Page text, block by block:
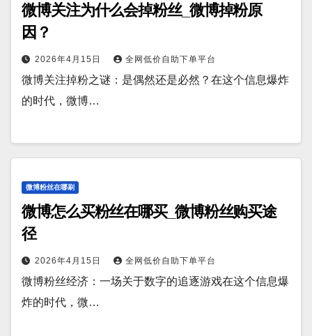
微博关注为什么会掉粉丝_微博掉粉原
因？
2026年4月15日 全网低价自助下单平台
微博关注掉粉之谜：是偶然还是必然？在这个信息爆炸
的时代，微博…
微博粉丝在哪刷
微博怎么买粉丝在哪买_微博粉丝购买途
径
2026年4月15日 全网低价自助下单平台
微博粉丝经济：一场关于数字的追逐游戏在这个信息爆
炸的时代，微…